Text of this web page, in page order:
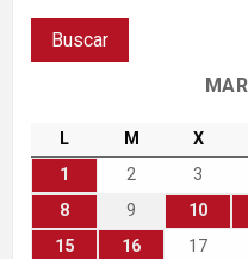
L M X
1
2 3
8
9 10
15
16 17